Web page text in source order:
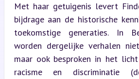
Met haar getuigenis levert
bijdrage aan de historische
toekomstige generaties. In
worden dergelijke verhalen
maar ook besproken in het
racisme en discriminatie